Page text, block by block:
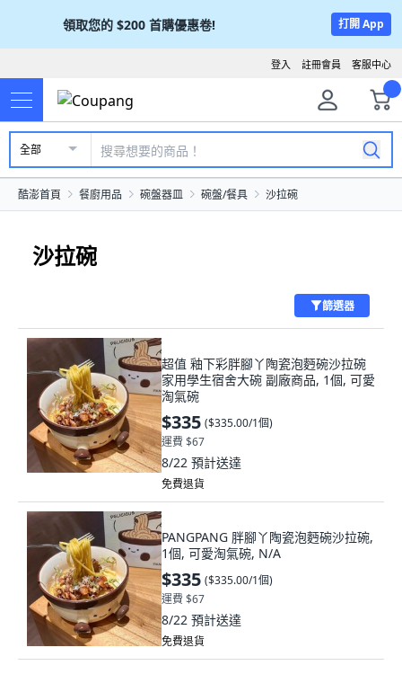
領取您的 $200 首購優惠卷! 打開 App
客服中心
註冊會員
登入
全部
酷澎首頁 餐廚用品 碗盤器皿 碗盤/餐具 沙拉碗
沙拉碗
篩選器
超值 釉下彩胖腳丫陶瓷泡麪碗沙拉碗
家用學生宿舍大碗 副廠商品, 1個, 可愛
淘氣碗
$335 ($335.00/1個)
運費 $67
8/22 預計送達
免費退貨
PANGPANG 胖腳丫陶瓷泡麪碗沙拉碗,
1個, 可愛淘氣碗, N/A
$335 ($335.00/1個)
運費 $67
8/22 預計送達
免費退貨